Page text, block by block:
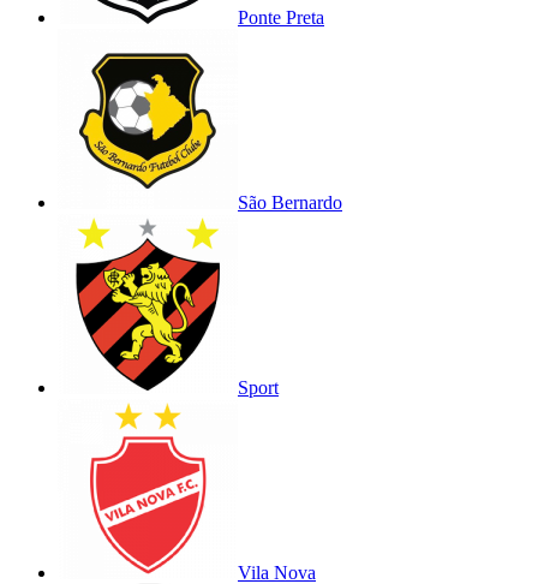
Ponte Preta
São Bernardo
Sport
Vila Nova